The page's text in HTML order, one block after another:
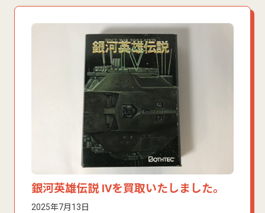
銀河英雄伝説 IVを買取いたしました。
2025年7月13日